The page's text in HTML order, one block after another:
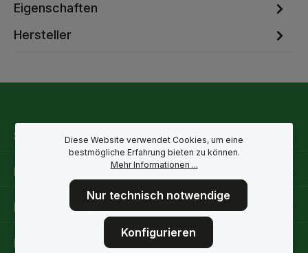
Eigenschaften
Hersteller
Service-Hotline
Rechtliche Hinweise
Informationen
Folge uns
Diese Website verwendet Cookies, um eine
bestmögliche Erfahrung bieten zu können.
Mehr Informationen ...
Nur technisch notwendige
Konfigurieren